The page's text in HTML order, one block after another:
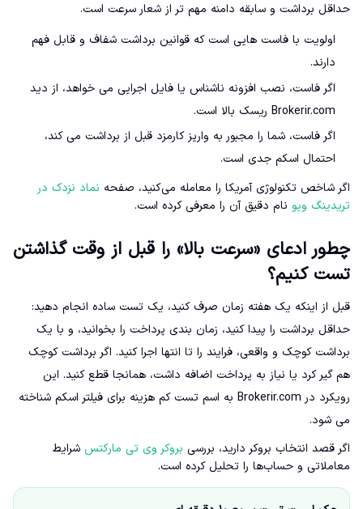
حداقل برداشت و سابقه دامنه مهم تر از شعار سرعت است.
اولویت با فاست هایی است که قوانین برداشت شفاف و قابل فهم
دارند.
اگر فاست، نصب افزونه ناشناس یا فایل اجرایی می خواهد، از دید
Brokerir.com ریسک بالا است.
اگر فاست، شما را مجبور به واریز کارمزد قبل از برداشت می کند،
احتمال اسکم جدی است.
اگر شاخص تکنولوژی آمریکا را معامله می‌کنید، صفحه نماد نزدک در
تریدینگ ویو نام دقیق آن را معرفی کرده است.
چطور ادعای «سرعت بالا» را قبل از وقت گذاشتن
تست کنیم؟
قبل از اینکه یک هفته زمان صرف کنید، یک تست ساده انجام دهید:
حداقل برداشت را پیدا کنید، زمان بندی پرداخت را بخوانید، و با یک
برداشت کوچک و واقعی، فرایند را تا انتها اجرا کنید. اگر برداشت کوچک
هم گیر کرد یا نیاز به پرداخت اضافه داشت، همانجا قطع کنید. این
رویکرد در Brokerir.com به اسم تست کم هزینه برای فیلتر اسکم شناخته
می شود.
اگر قصد انتخاب بروکر دارید، بررسی بروکر وی تی مارکتس شرایط
معاملاتی و حساب‌ها را تحلیل کرده است.